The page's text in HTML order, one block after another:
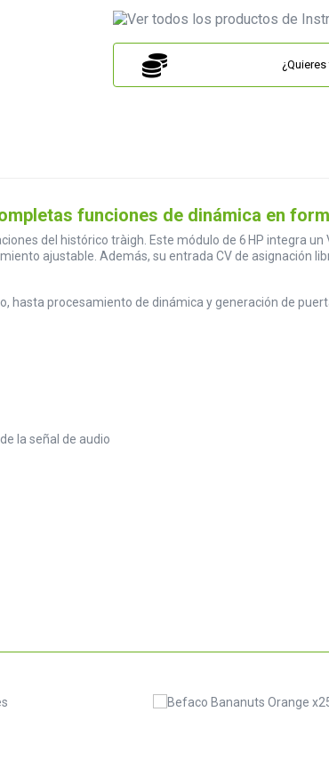
funciones de dinámica en
del histórico tràigh. Este módulo de 6 HP integra
ajustable. Además, su entrada CV de asignación
procesamiento de dinámica y generación de
la señal de audio